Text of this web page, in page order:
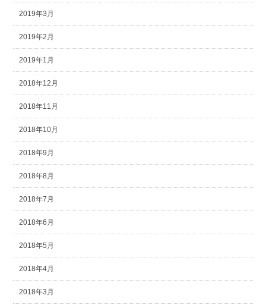
2019年3月
2019年2月
2019年1月
2018年12月
2018年11月
2018年10月
2018年9月
2018年8月
2018年7月
2018年6月
2018年5月
2018年4月
2018年3月